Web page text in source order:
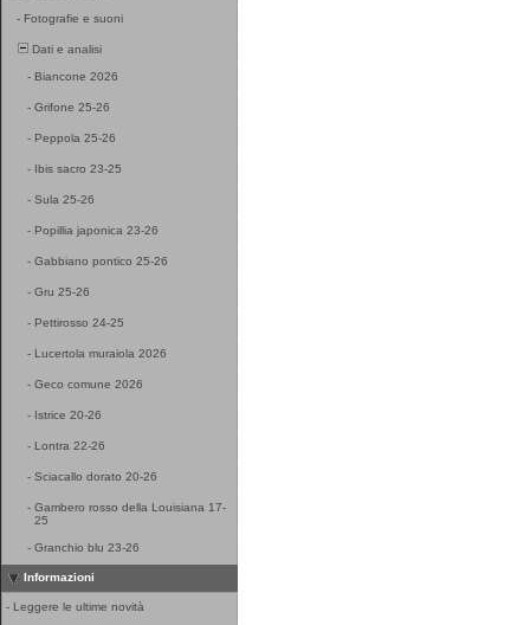
- Fotografie e suoni
Dati e analisi
- Biancone 2026
- Grifone 25-26
- Peppola 25-26
- Ibis sacro 23-25
- Sula 25-26
- Popillia japonica 23-26
- Gabbiano pontico 25-26
- Gru 25-26
- Pettirosso 24-25
- Lucertola muraiola 2026
- Geco comune 2026
- Istrice 20-26
- Lontra 22-26
- Sciacallo dorato 20-26
- Gambero rosso della Louisiana 17-
25
- Granchio blu 23-26
Informazioni
- Leggere le ultime novità